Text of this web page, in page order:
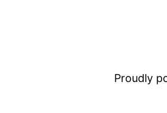
Proudly